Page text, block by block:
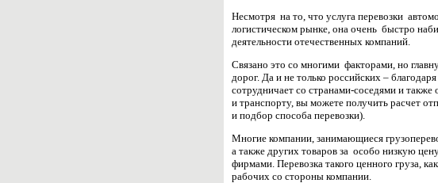
Несмотря на то, что услуга перевозки
логистическом рынке, она очень быстро
деятельности отечественных компаний.
Связано это со многими факторами, но
дорог. Да и не только российских –
сотрудничает со странами-соседями и
и транспорту, вы можете получить расчет
и подбор способа перевозки).
Многие компании, занимающиеся
а также других товаров за особо низкую
фирмами. Перевозка такого ценного груза,
рабочих со стороны компании.